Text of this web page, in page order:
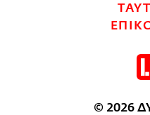
© 2026